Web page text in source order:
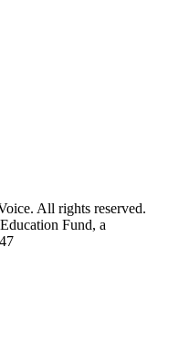
All rights reserved.
Fund, a